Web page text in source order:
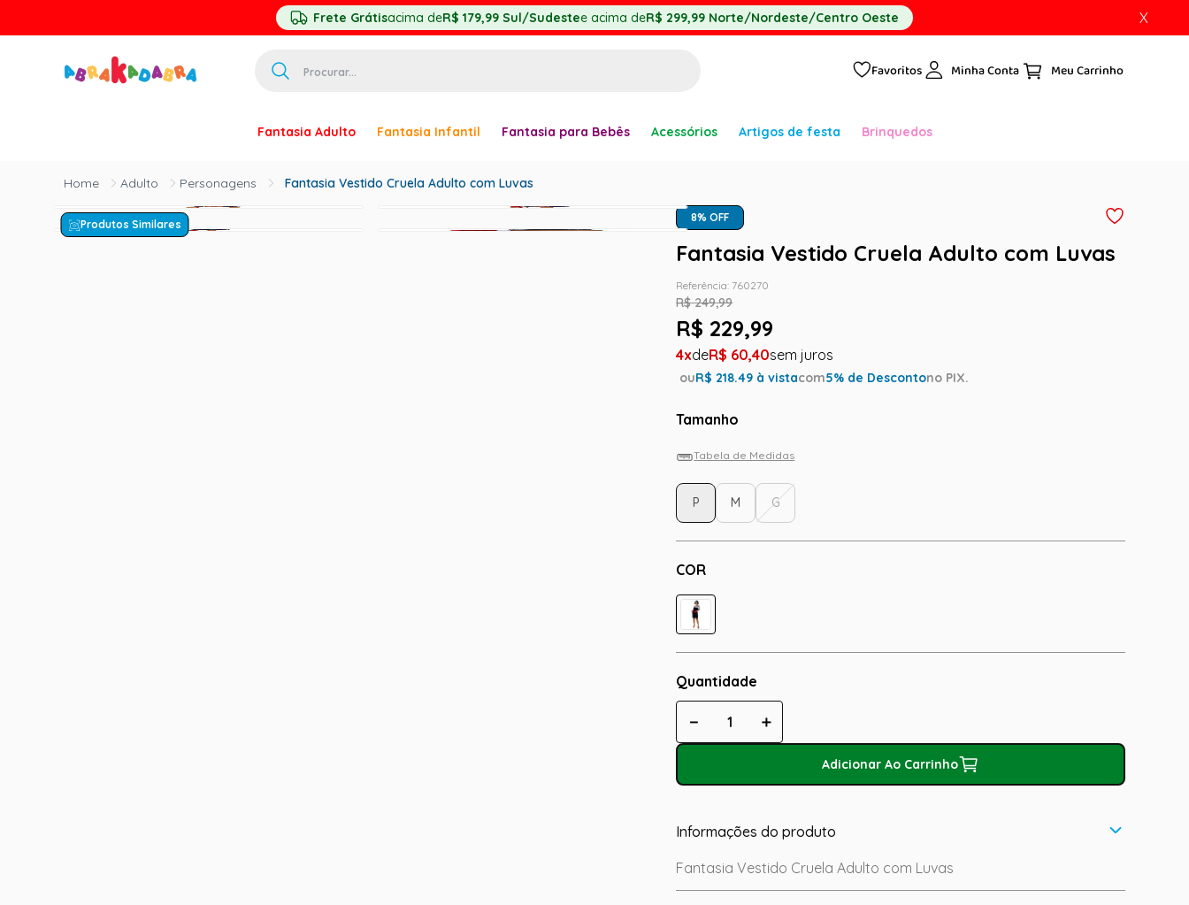
Frete Grátisacima deR$ 179,99 Sul/Sudestee acima deR$ 299,99 Norte/Nordeste/Centro Oeste X
Favoritos Minha Conta
Fantasia Adulto Fantasia Infantil Fantasia para Bebês Acessórios Artigos de festa Brinquedos
Adulto Personagens Fantasia Vestido Cruela Adulto com Luvas
Produtos Similares
8% OFF
Fantasia Vestido Cruela Adulto com Luvas
Referência: 760270
R$ 249,99
R$ 229,99
4 R$ 60,40
ouR$ 218.49 à vistacom5% de Descontono PIX.
Tamanho
Tabela de Medidas
COR
P M G
Quantidade
＋
－
Adicionar Ao Carrinho
Informações do produto
Fantasia Vestido Cruela Adulto com Luvas
º
princesa